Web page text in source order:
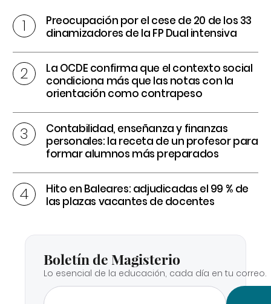
Preocupación por el cese de 20 de los 33
dinamizadores de la FP Dual intensiva
La OCDE confirma que el contexto social
condiciona más que las notas con la
orientación como contrapeso
Contabilidad, enseñanza y finanzas
personales: la receta de un profesor para
formar alumnos más preparados
Hito en Baleares: adjudicadas el 99 % de
las plazas vacantes de docentes
Boletín de Magisterio
Lo esencial de la educación, cada día en tu correo.